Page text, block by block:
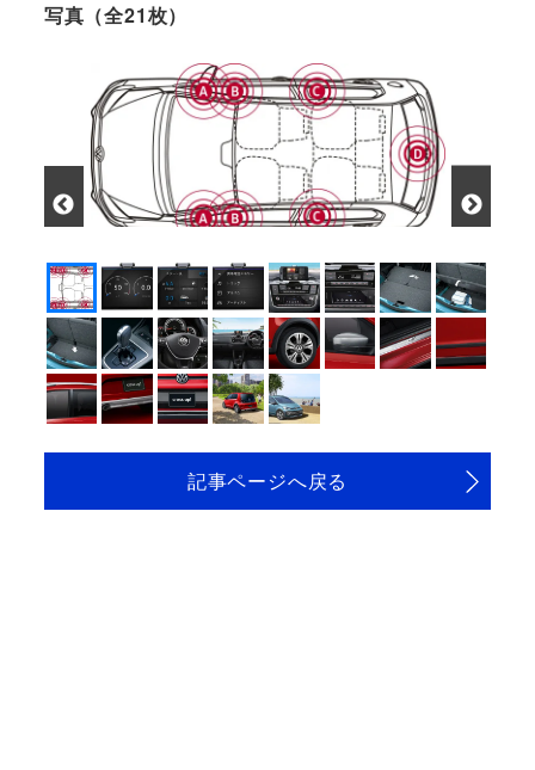
写真（全21枚）
記事ページへ戻る